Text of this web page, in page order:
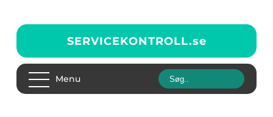
SERVICEKONTROLL.se
Menu